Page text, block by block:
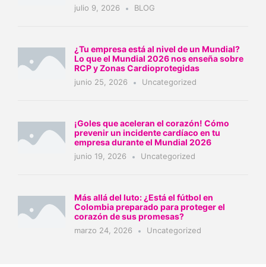
julio 9, 2026 BLOG
¿Tu empresa está al nivel de un Mundial?
Lo que el Mundial 2026 nos enseña sobre
RCP y Zonas Cardioprotegidas
junio 25, 2026 Uncategorized
¡Goles que aceleran el corazón! Cómo
prevenir un incidente cardíaco en tu
empresa durante el Mundial 2026
junio 19, 2026 Uncategorized
Más allá del luto: ¿Está el fútbol en
Colombia preparado para proteger el
corazón de sus promesas?
marzo 24, 2026 Uncategorized